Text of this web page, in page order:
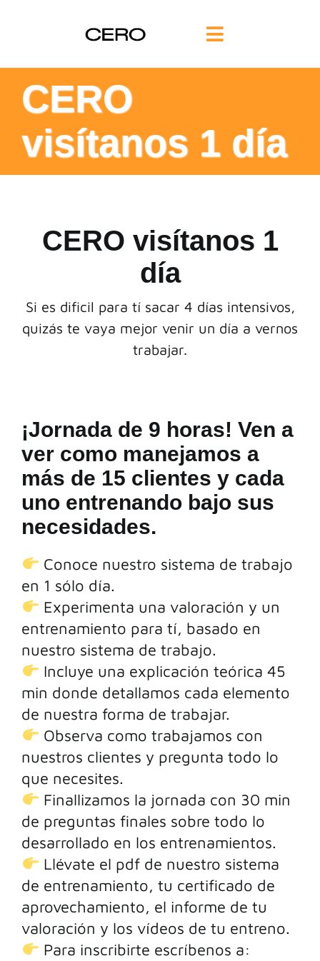
Toggle
Navigation
INICIO
FILOSOFÍA
TE AYUDAMOS
BLOG
CERO
visítanos 1 día
CERO visítanos 1
día
Si es dificil para tí sacar 4 días intensivos,
quizás te vaya mejor venir un día a vernos
trabajar.
¡Jornada de 9 horas! Ven a
ver como manejamos a
más de 15 clientes y cada
uno entrenando bajo sus
necesidades.
Conoce nuestro sistema de trabajo
en 1 sólo día.
Experimenta una valoración y un
entrenamiento para tí, basado en
nuestro sistema de trabajo.
Incluye una explicación teórica 45
min donde detallamos cada elemento
de nuestra forma de trabajar.
Observa como trabajamos con
nuestros clientes y pregunta todo lo
que necesites.
Finallizamos la jornada con 30 min
de preguntas finales sobre todo lo
desarrollado en los entrenamientos.
Llévate el pdf de nuestro sistema
de entrenamiento, tu certificado de
aprovechamiento, el informe de tu
valoración y los vídeos de tu entreno.
Para inscribirte escríbenos a: